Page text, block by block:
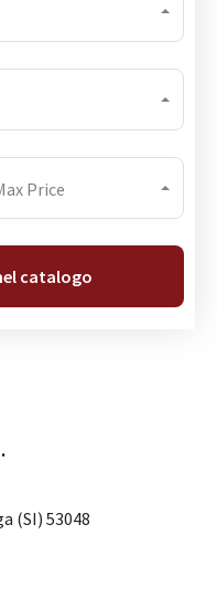
Price
catalogo
(SI) 53048